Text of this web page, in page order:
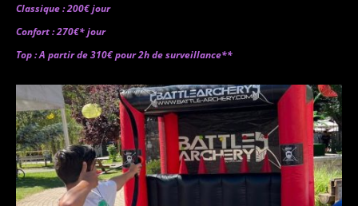
Classique : 200€ jour
Confort : 270€* jour
Top : A partir de 310€ pour 2h de surveillance**